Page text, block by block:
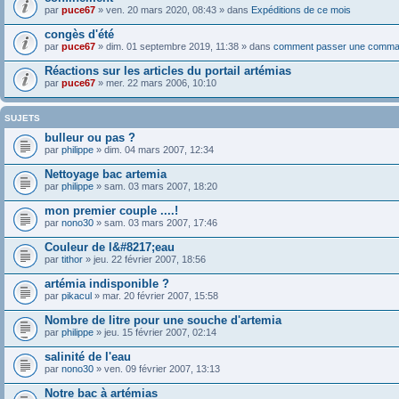
par puce67 » ven. 20 mars 2020, 08:43 » dans Expéditions de ce mois
congès d'été
par puce67 » dim. 01 septembre 2019, 11:38 » dans comment passer une
Réactions sur les articles du portail artémias
par puce67 » mer. 22 mars 2006, 10:10
SUJETS
bulleur ou pas ?
par philippe » dim. 04 mars 2007, 12:34
Nettoyage bac artemia
par philippe » sam. 03 mars 2007, 18:20
mon premier couple ....!
par nono30 » sam. 03 mars 2007, 17:46
Couleur de l&#8217;eau
par tithor » jeu. 22 février 2007, 18:56
artémia indisponible ?
par pikacul » mar. 20 février 2007, 15:58
Nombre de litre pour une souche d'artemia
par philippe » jeu. 15 février 2007, 02:14
salinité de l'eau
par nono30 » ven. 09 février 2007, 13:13
Notre bac à artémias